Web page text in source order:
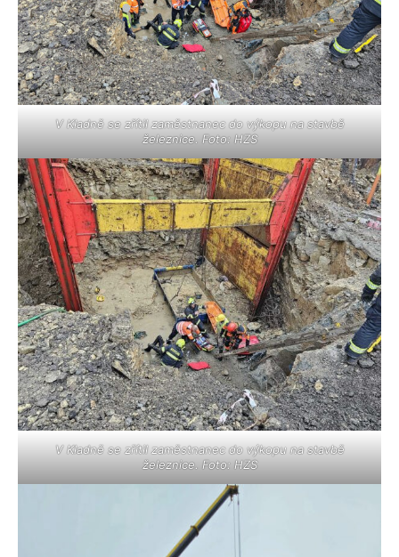
V Kladně se zřítil zaměstnanec do výkopu na stavbě
železnice. Foto: HZS
V Kladně se zřítil zaměstnanec do výkopu na stavbě
železnice. Foto: HZS